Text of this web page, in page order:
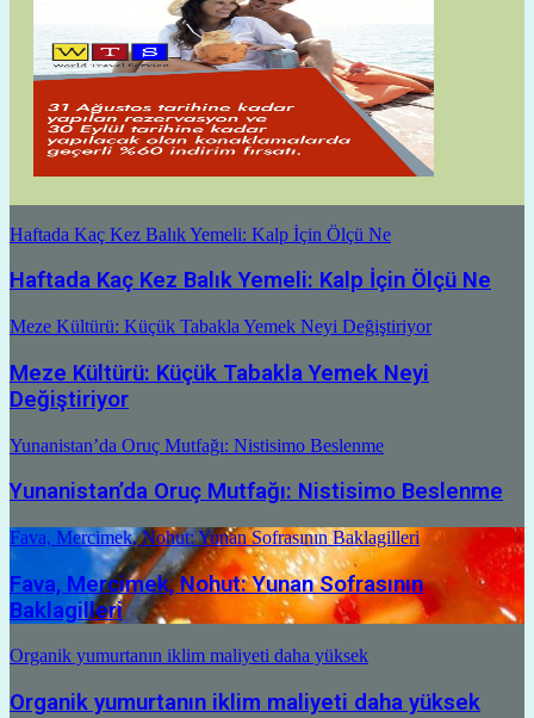
Haftada Kaç Kez Balık Yemeli: Kalp İçin Ölçü Ne
Haftada Kaç Kez Balık Yemeli: Kalp İçin Ölçü Ne
Meze Kültürü: Küçük Tabakla Yemek Neyi Değiştiriyor
Meze Kültürü: Küçük Tabakla Yemek Neyi
Değiştiriyor
Yunanistan’da Oruç Mutfağı: Nistisimo Beslenme
Yunanistan’da Oruç Mutfağı: Nistisimo Beslenme
Fava, Mercimek, Nohut: Yunan Sofrasının Baklagilleri
Fava, Mercimek, Nohut: Yunan Sofrasının
Baklagilleri
Organik yumurtanın iklim maliyeti daha yüksek
Organik yumurtanın iklim maliyeti daha yüksek